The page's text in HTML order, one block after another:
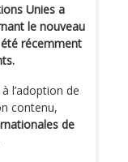
Unies a
le nouveau
récemment
l’adoption de
contenu,
de